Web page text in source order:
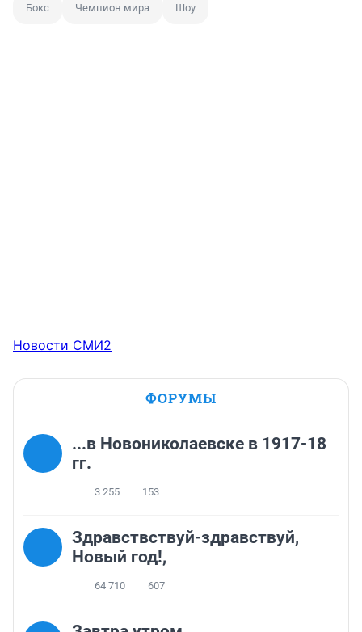
Бокс Чемпион мира Шоу
Новости СМИ2
ФОРУМЫ
...в Новониколаевске в 1917-18
гг.
3 255 153
Здравствствуй-здравствуй,
Новый год!,
64 710 607